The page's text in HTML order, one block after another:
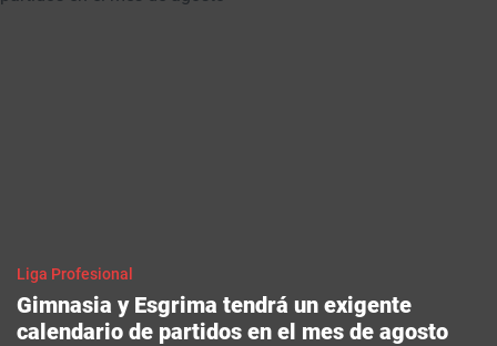
Liga Profesional
Gimnasia y Esgrima tendrá un exigente
calendario de partidos en el mes de agosto